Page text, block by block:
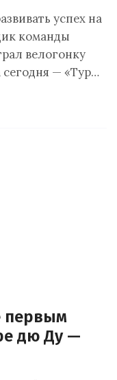
успех на
команды
велогонку
сегодня — «Тур…
первым
дю Ду —